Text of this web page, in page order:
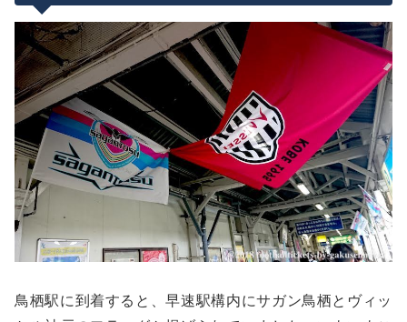
鳥栖駅に到着すると、早速駅構内にサガン鳥栖とヴィッ